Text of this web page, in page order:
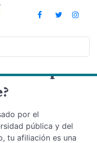
Pampa
por el
pública y del
tu afiliación es una